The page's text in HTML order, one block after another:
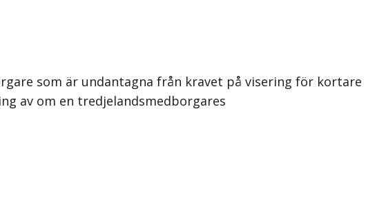
som är undantagna från kravet på visering för kortare
av om en tredjelandsmedborgares